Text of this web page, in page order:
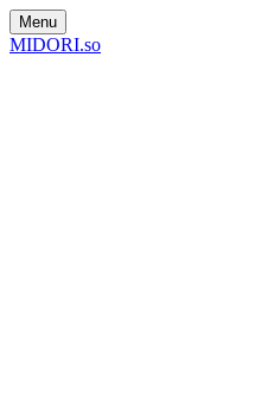
Menu
MIDORI.so